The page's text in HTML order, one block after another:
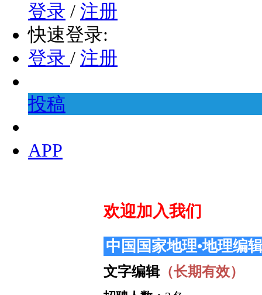
登录 / 注册
快速登录:
登录 / 注册
投稿
APP
欢迎加入我们
中国国家地理•地理编
文字编辑（长期有效）